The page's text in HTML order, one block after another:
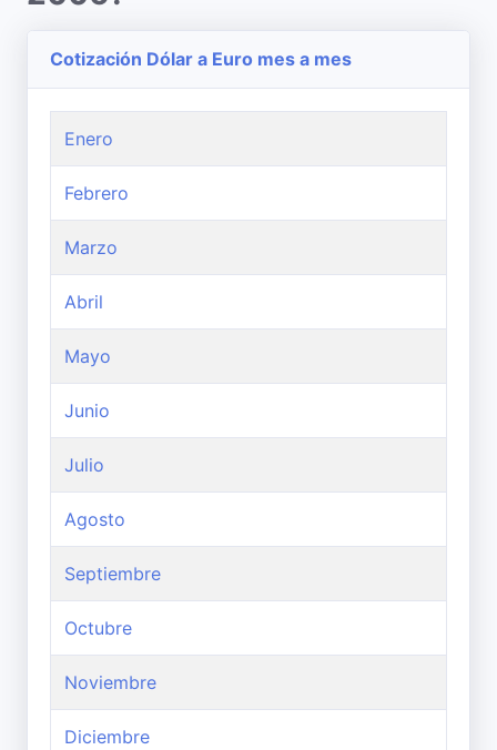
Cotización Dólar a Euro mes a mes
Enero
Febrero
Marzo
Abril
Mayo
Junio
Julio
Agosto
Septiembre
Octubre
Noviembre
Diciembre